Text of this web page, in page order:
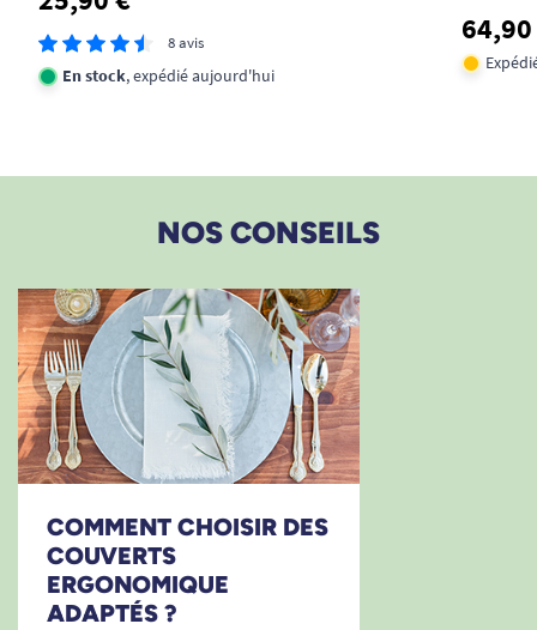
8 avis
En stock, expédié aujourd'hui
NOS CONSEILS
COMMENT CHOISIR DES
COUVERTS
ERGONOMIQUE
ADAPTÉS ?